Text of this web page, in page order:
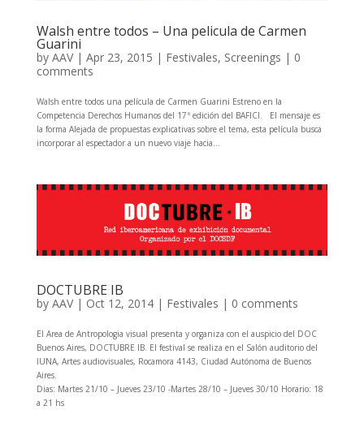
Walsh entre todos – Una pelicula de Carmen
Guarini
by AAV| Apr 23, 2015 | Festivales, Screenings | 0
comments
Walsh entre todos una película de Carmen Guarini Estreno en la
Competencia Derechos Humanos del 17ª edición del BAFICI. El mensaje es
la forma Alejada de propuestas explicativas sobre el tema, esta película busca
incorporar al espectador a un nuevo viaje hacia...
DOCTUBRE IB
by AAV| Oct 12, 2014| Festivales | 0 comments
El Area de Antropologia visual presenta y organiza con el auspicio del DOC
Buenos Aires, DOCTUBRE IB. El festival se realiza en el Salón auditorio del
IUNA, Artes audiovisuales, Rocamora 4143, Ciudad Autónoma de Buenos
Aires.
Dias: Martes 21/10 – Jueves 23/10 -Martes 28/10 – Jueves 30/10 Horario: 18
a 21 hs